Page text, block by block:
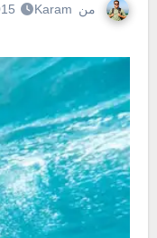
من Karam